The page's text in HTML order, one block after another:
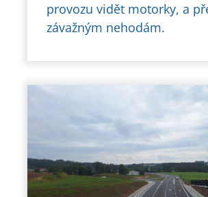
provozu vidět motorky, a
závažným nehodám.